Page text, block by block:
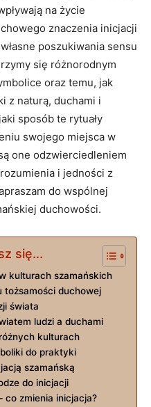
na życie
znaczenia inicjacji
poszukiwania sensu
się różnorodnym
oraz temu, jak
z naturą, duchami i
sposób te rytuały
swojego miejsca w
one odzwierciedleniem
i jedności z
do wspólnej
duchowości.
się...
kulturach szamańskich
tożsamości duchowej
świata
ludzi a duchami
kulturach
do praktyki
szamańską
do inicjacji
co zmienia inicjacja?